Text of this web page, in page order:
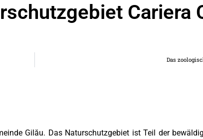
Cariera
Das
Gilău. Das Naturschutzgebiet ist Teil der